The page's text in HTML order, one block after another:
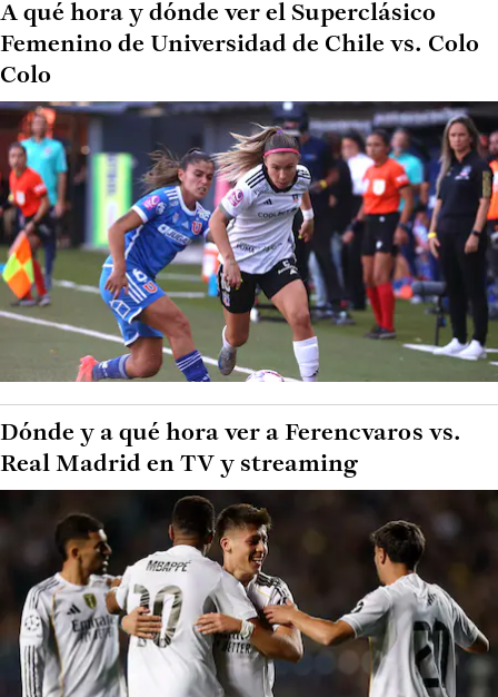
A qué hora y dónde ver el Superclásico
Femenino de Universidad de Chile vs. Colo
Colo
Dónde y a qué hora ver a Ferencvaros vs.
Real Madrid en TV y streaming